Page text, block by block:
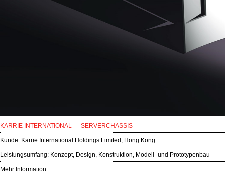
KARRIE INTERNATIONAL — SERVERCHASSIS
Kunde: Karrie International Holdings Limited, Hong Kong
Leistungsumfang: Konzept, Design, Konstruktion, Modell- und Prototypenbau
Mehr Information